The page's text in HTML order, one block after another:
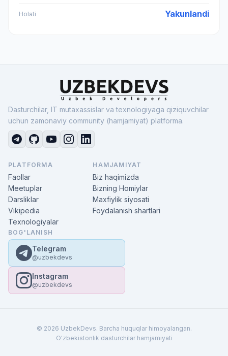
Holati Yakunlandi
Dasturchilar, IT mutaxassislar va texnologiyaga qiziquvchilar
uchun zamonaviy community (hamjamiyat) platforma.
PLATFORMA
Faollar
Meetuplar
Darsliklar
Vikipedia
Texnologiyalar
HAMJAMIYAT
Biz haqimizda
Bizning Homiylar
Maxfiylik siyosati
Foydalanish shartlari
BOG'LANISH
Telegram
@uzbekdevs
Instagram
@uzbekdevs
© 2026 UzbekDevs. Barcha huquqlar himoyalangan.
O'zbekistonlik dasturchilar hamjamiyati